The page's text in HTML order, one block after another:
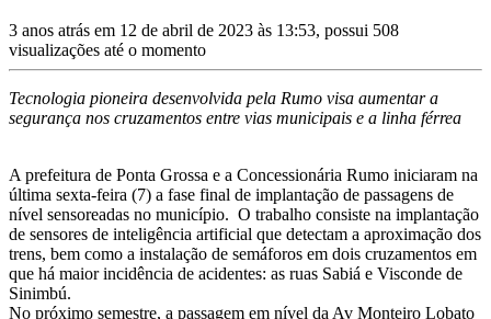
3 anos atrás em 12 de abril de 2023 às 13:53, possui 508
visualizações até o momento
Tecnologia pioneira desenvolvida pela Rumo visa aumentar a
segurança nos cruzamentos entre vias municipais e a linha férrea
A prefeitura de Ponta Grossa e a Concessionária Rumo iniciaram na
última sexta-feira (7) a fase final de implantação de passagens de
nível sensoreadas no município. O trabalho consiste na implantação
de sensores de inteligência artificial que detectam a aproximação dos
trens, bem como a instalação de semáforos em dois cruzamentos em
que há maior incidência de acidentes: as ruas Sabiá e Visconde de
Sinimbú.
No próximo semestre, a passagem em nível da Av Monteiro Lobato